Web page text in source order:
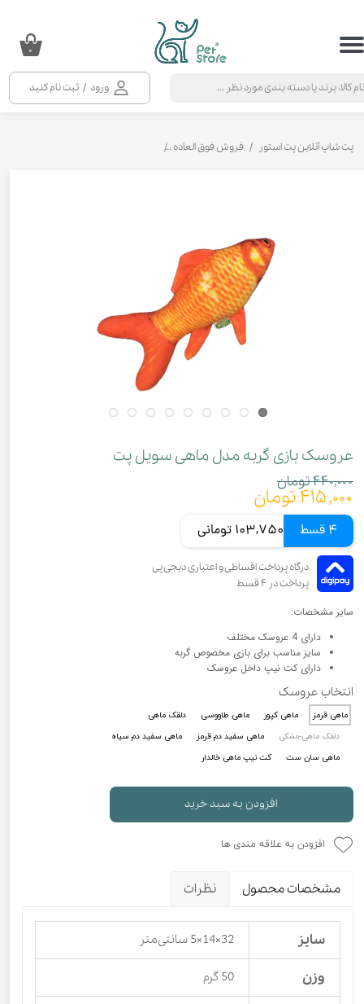
ورود / ثبت نام کنید
حساب کاربری من
خروج از حساب کاربری
۰
پت شاپ آنلاین پت استور فروش فوق العاده
عروسک بازی گربه مدل ماهی سویل پت
۴۴۰,۰۰۰ تومان
۴۱۵,۰۰۰ تومان
4 قسط 103,750 تومانی
سایر مشخصات:
دارای 4 عروسک مختلف
سایز مناسب برای بازی مخصوص گربه
دارای کت نیپ داخل عروسک
انتخاب عروسک
ماهی قرمز ماهی کپور ماهی طاووسی
دلقک ماهی
دلقک ماهی-مشکی
ماهی سفید دم قرمز
ماهی سفید دم سیاه
ماهی سان ست
کت نیپ ماهی خالدار
افزودن به سبد خرید
افزودن به علاقه مندی ها
مشخصات محصول نظرات
سایز 32×14×5 سانتی‌متر
وزن 50 گرم